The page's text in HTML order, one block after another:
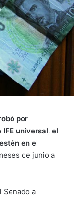
por
universal, el
en el
de junio a
Senado a